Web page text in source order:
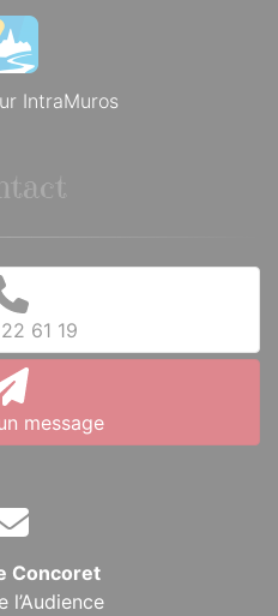
IntraMuros
61 19
message
Concoret
l’Audience